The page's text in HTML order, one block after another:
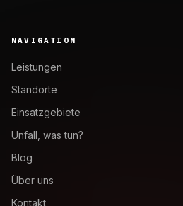
NAVIGATION
Leistungen
Standorte
Einsatzgebiete
Unfall, was tun?
Blog
Über uns
Kontakt